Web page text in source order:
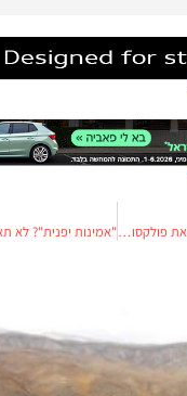
מהנעשה בסין: BYD עקפה את פולקסווגן ואת טויוטה אל ראשות טבלת המכירות